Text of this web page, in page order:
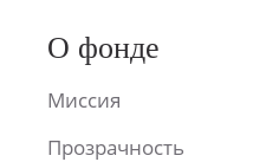
О фонде
Миссия
Прозрачность